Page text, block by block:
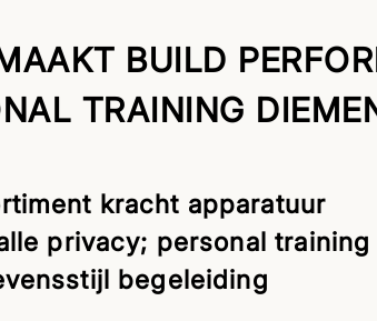
BUILD
TRAINING
kracht apparatuur
privacy; personal
begeleiding